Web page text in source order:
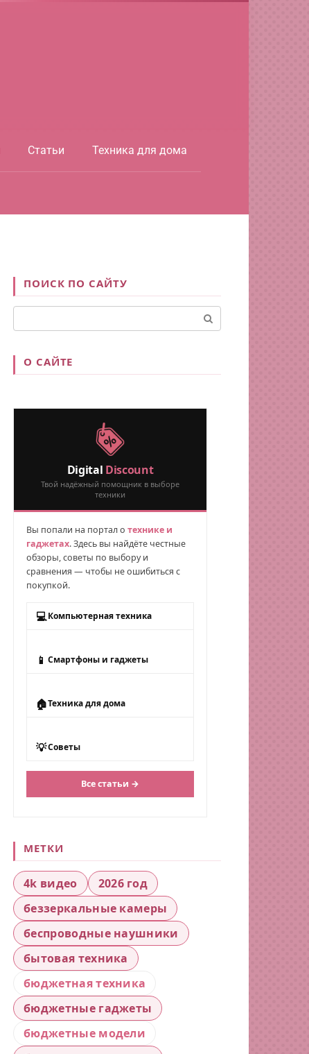
Статьи Техника для дома
ПОИСК ПО САЙТУ
О САЙТЕ
Digital Discount
Твой надёжный помощник в выборе
техники
Вы попали на портал о технике и
гаджетах. Здесь вы найдёте честные
обзоры, советы по выбору и
сравнения — чтобы не ошибиться с
покупкой.
💻 Компьютерная техника
📱 Смартфоны и гаджеты
🏠Техника для дома
💡Советы
Все статьи →
МЕТКИ
4k видео
2026 год
беззеркальные камеры
беспроводные наушники
бытовая техника
бюджетная техника
бюджетные гаджеты
бюджетные модели